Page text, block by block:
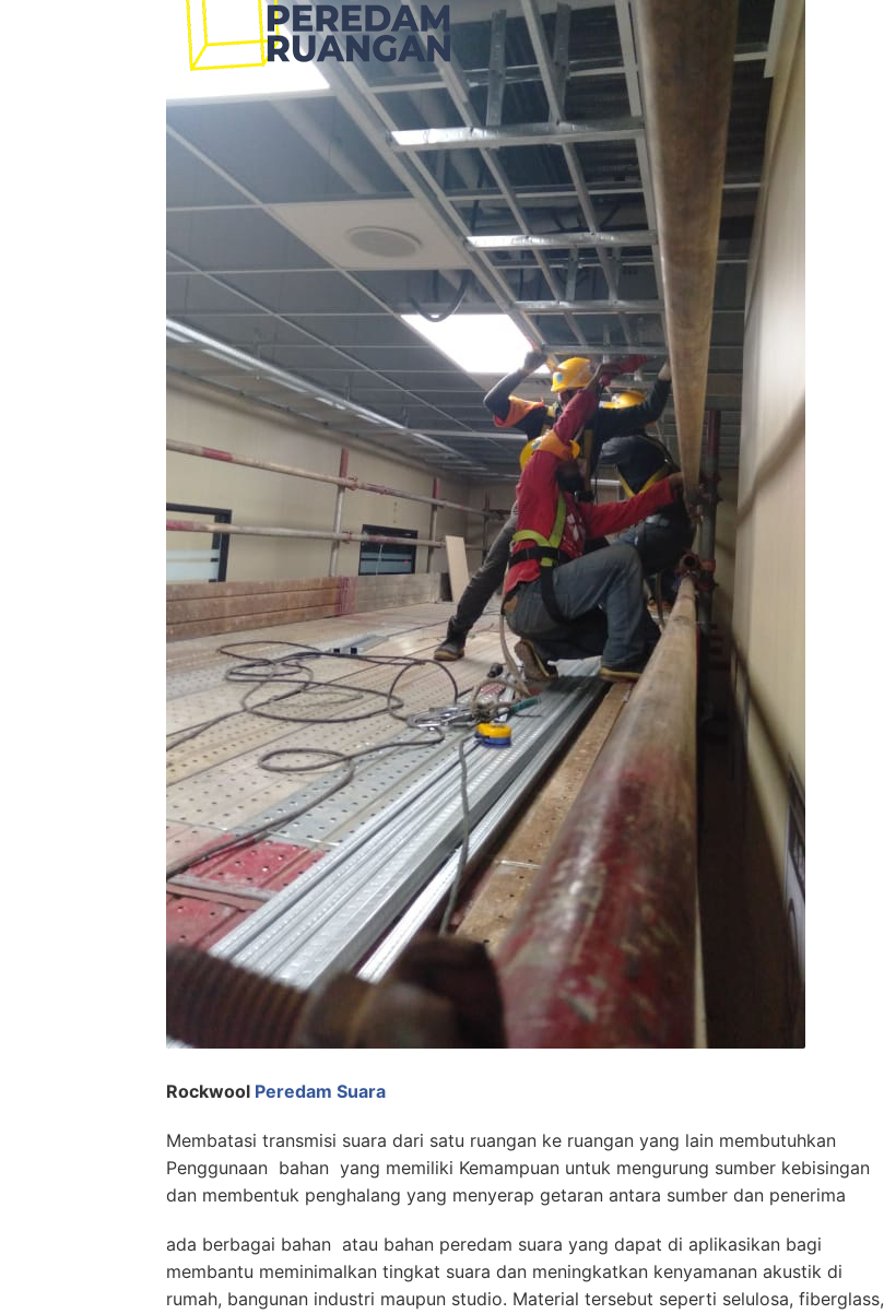
Rockwool Peredam Suara
Membatasi transmisi suara dari satu ruangan ke ruangan yang lain membutuhkan
Penggunaan bahan yang memiliki Kemampuan untuk mengurung sumber kebisingan
dan membentuk penghalang yang menyerap getaran antara sumber dan penerima
ada berbagai bahan atau bahan peredam suara yang dapat di aplikasikan bagi
membantu meminimalkan tingkat suara dan meningkatkan kenyamanan akustik di
rumah, bangunan industri maupun studio. Material tersebut seperti selulosa, fiberglass,